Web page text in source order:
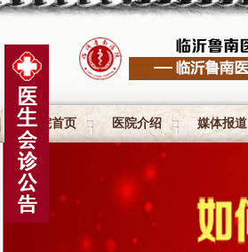
医院首页 医院介绍 媒体报道